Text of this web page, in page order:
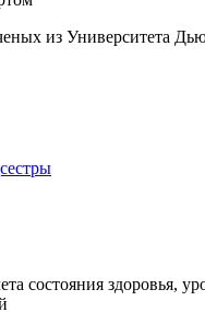
из Университета
состояния здоровья,